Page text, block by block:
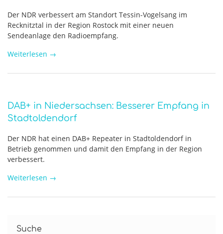
Der NDR verbessert am Standort Tessin-Vogelsang im
Recknitztal in der Region Rostock mit einer neuen
Sendeanlage den Radioempfang.
Weiterlesen →
DAB+ in Niedersachsen: Besserer Empfang in
Stadtoldendorf
Der NDR hat einen DAB+ Repeater in Stadtoldendorf in
Betrieb genommen und damit den Empfang in der Region
verbessert.
Weiterlesen →
Suche